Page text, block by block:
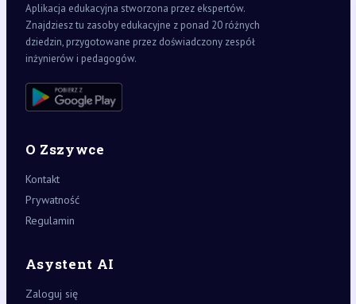
Aplikacja edukacyjna stworzona przez ekspertów.
Znajdziesz tu zasoby edukacyjne z ponad 20 różnych
dziedzin, przygotowane przez doświadczony zespół
inżynierów i pedagogów.
O Zszywce
Kontakt
Prywatność
Regulamin
Asystent AI
Zaloguj się